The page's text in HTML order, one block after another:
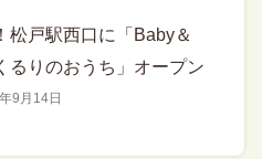
9月14日
松戸駅西口に「Baby＆
るりのおうち」オープン